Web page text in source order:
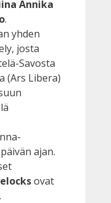
Annika
.
yhden
josta
Savosta
(Ars Libera)
ajan.
ovat